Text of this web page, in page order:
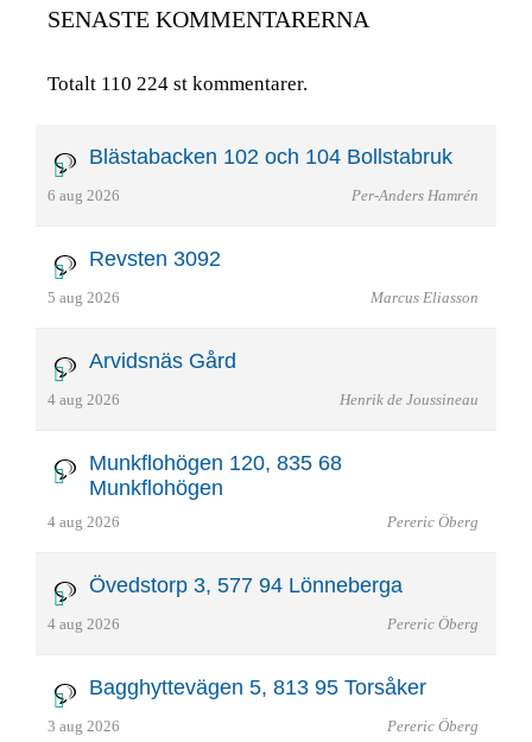
SENASTE KOMMENTARERNA
Totalt 110 224 st kommentarer.
Blästabacken 102 och 104 Bollstabruk
6 aug 2026 Per-Anders Hamrén
Revsten 3092
5 aug 2026 Marcus Eliasson
Arvidsnäs Gård
4 aug 2026 Henrik de Joussineau
Munkflohögen 120, 835 68
Munkflohögen
4 aug 2026 Pereric Öberg
Övedstorp 3, 577 94 Lönneberga
4 aug 2026 Pereric Öberg
Bagghyttevägen 5, 813 95 Torsåker
3 aug 2026 Pereric Öberg